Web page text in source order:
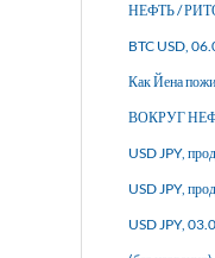
НЕФТЬ /
BTC USD,
Как Йена
ВОКРУГ
USD JPY,
USD JPY,
USD JPY,